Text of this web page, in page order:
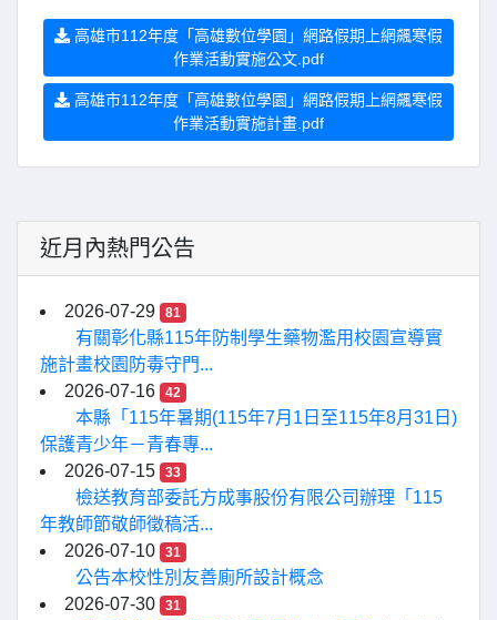
高雄市112年度「高雄數位學園」網路假期上網飆寒假
作業活動實施公文.pdf
高雄市112年度「高雄數位學園」網路假期上網飆寒假
作業活動實施計畫.pdf
近月內熱門公告
2026-07-29 81
有關彰化縣115年防制學生藥物濫用校園宣導實
施計畫校園防毒守門...
2026-07-16
42
本縣「115年暑期(115年7月1日至115年8月31日)
保護青少年－青春專...
2026-07-15
33
檢送教育部委託方成事股份有限公司辦理「115
年教師節敬師徵稿活...
2026-07-10
31
公告本校性別友善廁所設計概念
2026-07-30
31